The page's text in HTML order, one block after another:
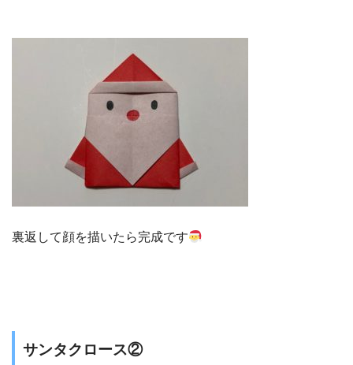
裏返して顔を描いたら完成です
サンタクロース②